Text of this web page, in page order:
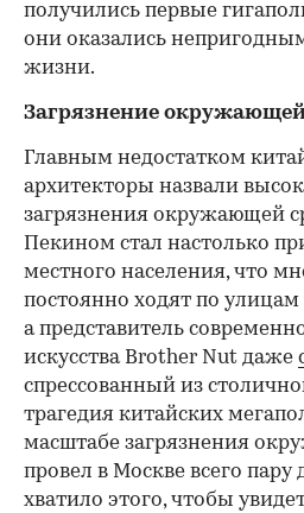
получились первые
они оказались
жизни.
Загрязнение
Главным недостатком
архитекторы назвали
загрязнения окружающей
Пекином стал настолько
местного населения, что
постоянно ходят по
а представитель
искусства Brother Nut даже
спрессованный из
трагедия китайских
масштабе загрязнения
провел в Москве всего
хватило этого, чтобы